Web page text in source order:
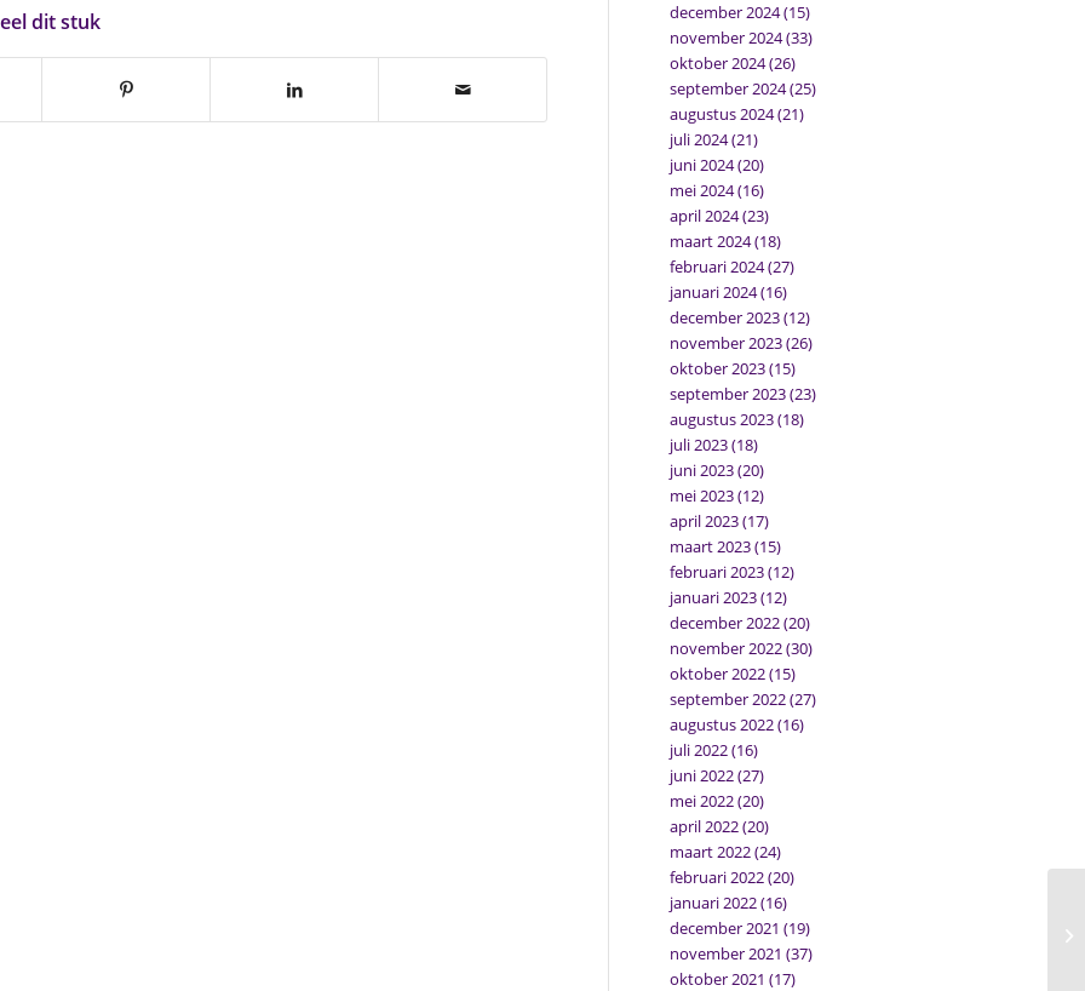
dit stuk
december 2024(15)
november 2024(33)
oktober 2024(26)
september 2024(25)
augustus 2024(21)
juli 2024(21)
juni 2024(20)
mei 2024(16)
april 2024(23)
maart 2024(18)
februari 2024(27)
januari 2024(16)
december 2023(12)
november 2023(26)
oktober 2023(15)
september 2023(23)
augustus 2023(18)
juli 2023(18)
juni 2023(20)
mei 2023(12)
april 2023(17)
maart 2023(15)
februari 2023(12)
januari 2023(12)
december 2022(20)
november 2022(30)
oktober 2022(15)
september 2022(27)
augustus 2022(16)
juli 2022(16)
juni 2022(27)
mei 2022(20)
april 2022(20)
maart 2022(24)
februari 2022(20)
januari 2022(16)
december 2021 (19)
november 2021 (37)
oktober 2021 (17)